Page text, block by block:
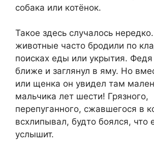
собака или котёнок.
Такое здесь случалось
животные часто бродили по
поисках еды или укрытия.
ближе и заглянул в яму. Но
или щенка он увидел там
мальчика лет шести! Грязного,
перепуганного, сжавшегося в
всхлипывал, будто боялся, что
услышит.